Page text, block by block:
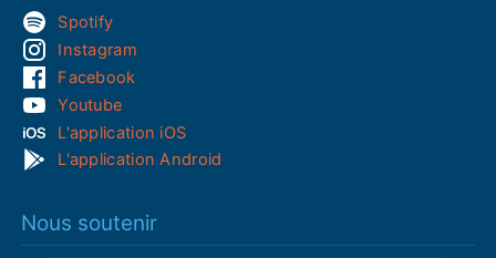
Spotify
Instagram
Facebook
Youtube
L'application iOS
L'application Android
Nous soutenir